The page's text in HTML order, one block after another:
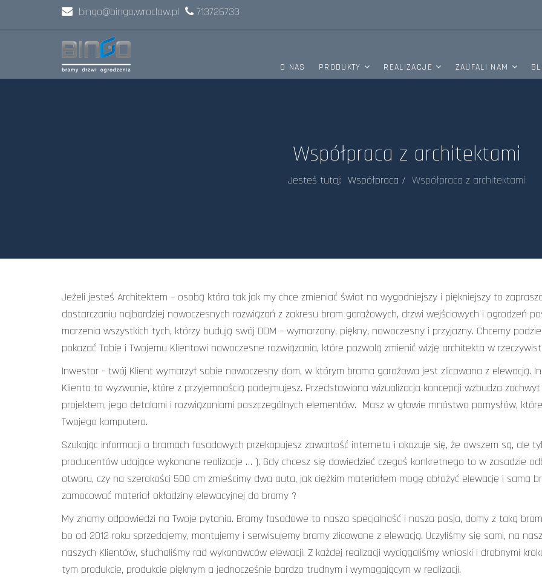
bingo@bingo.wroclaw.pl 713726733
O NAS PRODUKTY REALIZACJE ZAUFALI NAM
Współpraca z architektami
Jesteś tutaj: Współpraca Współpraca z architektami
Jeżeli jesteś Architektem – osobą która tak jak my chce zmieniać świat na wygodniejszy i piękniejszy to
dostarczaniu najbardziej nowoczesnych rozwiązań z zakresu bram garażowych, drzwi wejściowych i ogrodzeń
marzenia wszystkich tych, którzy budują swój DOM – wymarzony, piękny, nowoczesny i przyjazny. Chcemy
pokazać Tobie i Twojemu Klientowi nowoczesne rozwiązania, które pozwolą zmienić wizję architekta w
Inwestor - twój Klient wymarzył sobie nowoczesny dom, w którym brama garażowa jest zlicowana z elewacją.
Klienta to wyzwanie, które z przyjemnością podejmujesz. Przedstawiona wizualizacja koncepcji wzbudza
projektem, jego detalami i rozwiązaniami poszczególnych elementów. Masz w głowie mnóstwo pomysłów,
Twojego komputera.
Szukając informacji o bramach fasadowych przekopujesz zawartość internetu i okazuje się, że owszem są, ale
producentów udające wykonane realizacje … ). Gdy chcesz się dowiedzieć czegoś konkretnego to w zasadzie
otworu, czy na szerokości 500 cm zmieścimy dwa auta, jak ciężkim materiałem mogę obłożyć elewację i samą
zamocować materiał okładziny elewacyjnej do bramy ?
My znamy odpowiedzi na Twoje pytania. Bramy fasadowe to nasza specjalność i nasza pasja, domy z taką
bo od 2012 roku sprzedajemy, montujemy i serwisujemy bramy zlicowane z elewacją. Uczyliśmy się sami, na
naszych Klientów, słuchaliśmy rad wykonawców elewacji. Z każdej realizacji wyciągaliśmy wnioski i drobnymi
tym produkcie, produkcie pięknym a jednocześnie bardzo trudnym i wymagającym w realizacji.